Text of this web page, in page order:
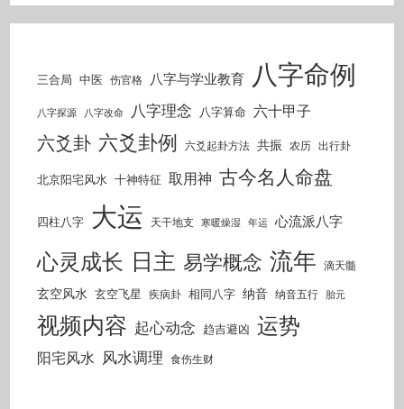
三合局 中医 伤官格 八字与学业教育 八字命例
八字探源 八字改命 八字理念 八字算命 六十甲子
六爻卦 六爻卦例 六爻起卦方法 共振 农历 出行卦
北京阳宅风水 十神特征 取用神 古今名人命盘
四柱八字 大运 天干地支 寒暖燥湿 年运 心流派八字
心灵成长 日主 易学概念 流年 滴天髓
玄空风水 玄空飞星 疾病卦 相同八字 纳音 纳音五行 胎元
视频内容 起心动念 趋吉避凶 运势
阳宅风水 风水调理 食伤生财